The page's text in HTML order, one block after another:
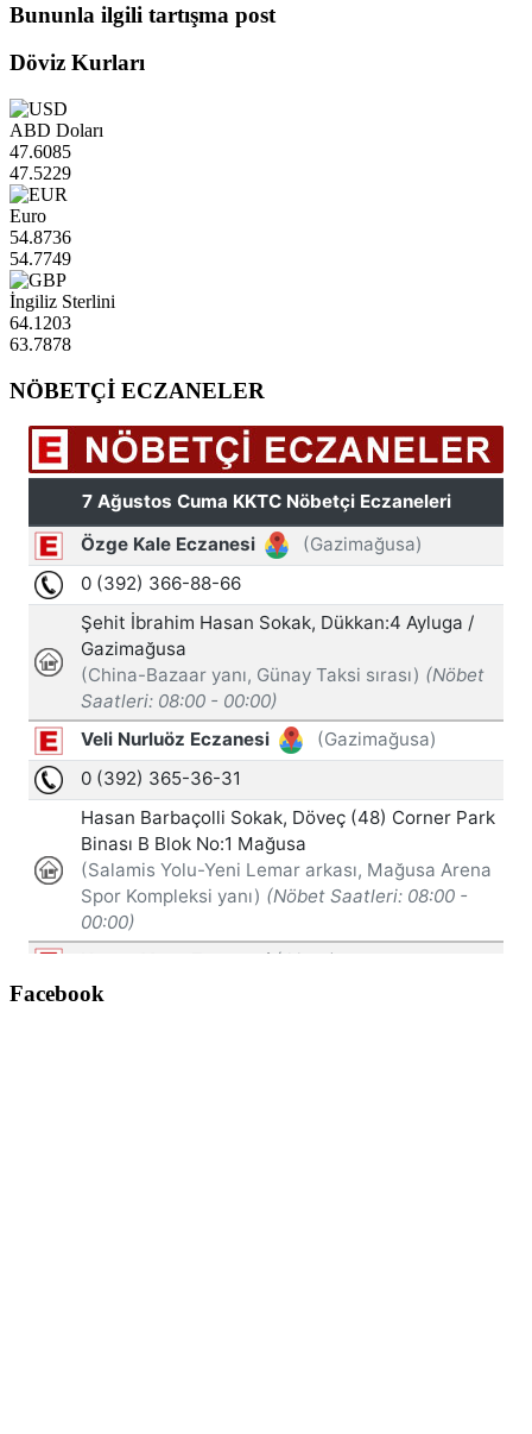
Bununla ilgili tartışma post
Döviz Kurları
ABD Doları
47.6085
47.5229
Euro
54.8736
54.7749
İngiliz Sterlini
64.1203
63.7878
NÖBETÇİ ECZANELER
Facebook